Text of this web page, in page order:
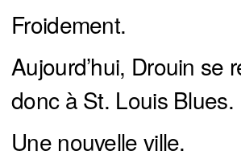
Froidement.
Aujourd’hui, Drouin se
donc à St. Louis Blues.
Une nouvelle ville.